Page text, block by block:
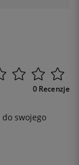
0 Recenzje
do swojego